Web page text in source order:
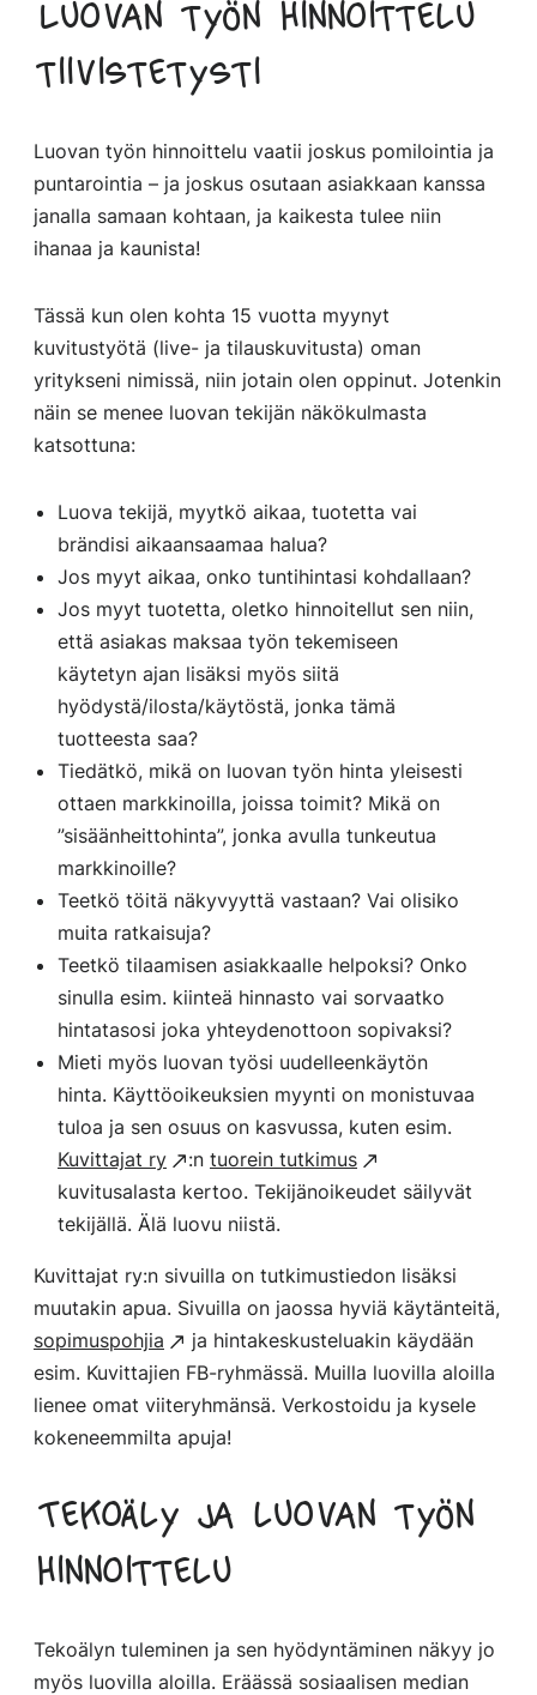
Luovan työn hinnoittelu
tiivistetysti
Luovan työn hinnoittelu vaatii joskus pomilointia ja
puntarointia – ja joskus osutaan asiakkaan kanssa
janalla samaan kohtaan, ja kaikesta tulee niin
ihanaa ja kaunista!
Tässä kun olen kohta 15 vuotta myynyt
kuvitustyötä (live- ja tilauskuvitusta) oman
yritykseni nimissä, niin jotain olen oppinut. Jotenkin
näin se menee luovan tekijän näkökulmasta
katsottuna:
Luova tekijä, myytkö aikaa, tuotetta vai
brändisi aikaansaamaa halua?
Jos myyt aikaa, onko tuntihintasi kohdallaan?
Jos myyt tuotetta, oletko hinnoitellut sen niin,
että asiakas maksaa työn tekemiseen
käytetyn ajan lisäksi myös siitä
hyödystä/ilosta/käytöstä, jonka tämä
tuotteesta saa?
Tiedätkö, mikä on luovan työn hinta yleisesti
ottaen markkinoilla, joissa toimit? Mikä on
”sisäänheittohinta”, jonka avulla tunkeutua
markkinoille?
Teetkö töitä näkyvyyttä vastaan? Vai olisiko
muita ratkaisuja?
Teetkö tilaamisen asiakkaalle helpoksi? Onko
sinulla esim. kiinteä hinnasto vai sorvaatko
hintatasosi joka yhteydenottoon sopivaksi?
Mieti myös luovan työsi uudelleenkäytön
hinta. Käyttöoikeuksien myynti on monistuvaa
tuloa ja sen osuus on kasvussa, kuten esim.
Kuvittajat ry
:n tuorein tutkimus
kuvitusalasta kertoo. Tekijänoikeudet säilyvät
tekijällä. Älä luovu niistä.
Kuvittajat ry:n sivuilla on tutkimustiedon lisäksi
muutakin apua. Sivuilla on jaossa hyviä käytänteitä,
sopimuspohjia
ja hintakeskusteluakin käydään
esim. Kuvittajien FB-ryhmässä. Muilla luovilla aloilla
lienee omat viiteryhmänsä. Verkostoidu ja kysele
kokeneemmilta apuja!
Tekoäly ja luovan työn
hinnoittelu
Tekoälyn tuleminen ja sen hyödyntäminen näkyy jo
myös luovilla aloilla. Eräässä sosiaalisen median